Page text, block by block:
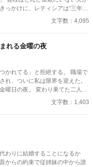
っかけに、レティシアは“三年
えるこ
由などない。 「だって、
文字数：4,095
れる金曜の夜
かれてる」と拒絶する。 職場で
れ、ついに私は限界を迎えた。
曜日の夜。 変わり果てた二人の
る。
文字数：1,403
わりに結婚することになるか
からの約束で従姉妹の中から誰